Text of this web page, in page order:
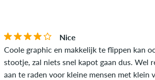
Nice
Coole graphic en makkelijk te flippen kan
stootje, zal niets snel kapot gaan dus. Wel
aan te raden voor kleine mensen met klein